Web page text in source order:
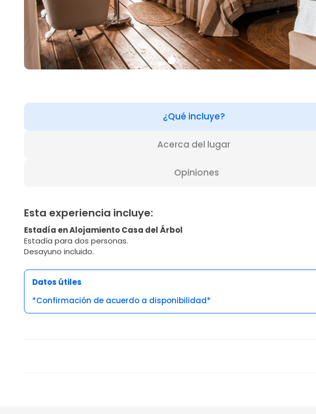
¿Qué incluye?
Acerca del lugar
Opiniones
Esta experiencia incluye:
Estadía en Alojamiento Casa del Árbol
Estadía para dos personas.
Desayuno incluido.
Datos útiles
*Confirmación de acuerdo a disponibilidad*